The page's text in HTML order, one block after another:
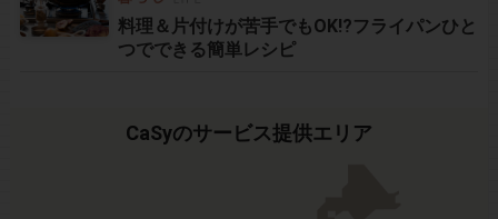
料理＆片付けが苦手でもOK!?フライパンひと
つでできる簡単レシピ
CaSyのサービス提供エリア